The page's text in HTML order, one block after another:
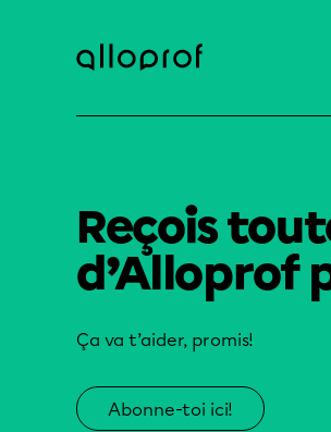
Reçois
d’Alloprof
Ça va t’aider, promis!
Abonne-toi ici!